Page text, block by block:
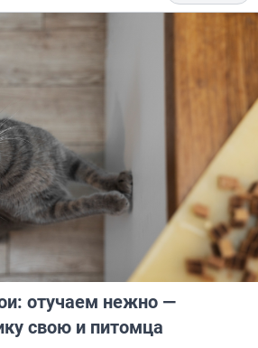
отучаем нежно —
свою и питомца